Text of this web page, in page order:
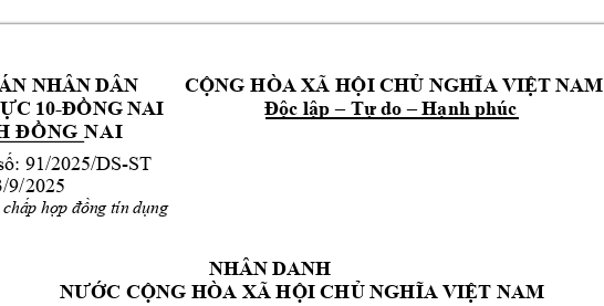
NHÂN DÂN CỘNG HÒA XÃ HỘI CHỦ NGHĨA VIỆT NAM
10-ĐỒNG NAI Độc lập – Tự do – Hạnh phúc
ĐỒNG NAI
91/2025/DS-ST
9/2025
hợp đồng tín dụng
NHÂN DANH
NƯỚC CỘNG HÒA XÃ HỘI CHỦ NGHĨA VIỆT NAM